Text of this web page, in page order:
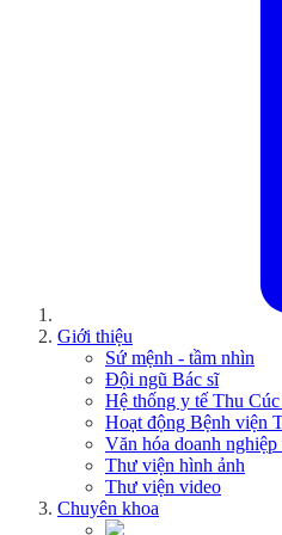
Giới thiệu
Sứ mệnh - tầm nhìn
Đội ngũ Bác sĩ
Hệ thống y tế Thu
Hoạt động Bệnh viện
Văn hóa doanh
Thư viện hình ảnh
Thư viện video
Chuyên khoa